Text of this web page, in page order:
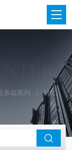
养箱系列 150升生化培养箱